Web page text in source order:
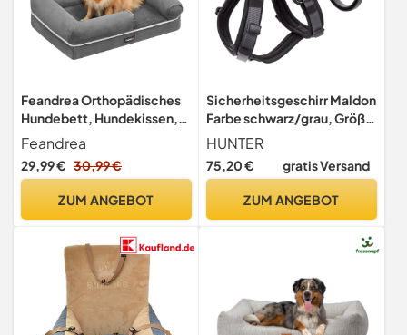
Feandrea Orthopädisches
Hundebett, Hundekissen,
Hundekorb, weiche
Polsterung, Hundesofa,
erhöhte Ränder, Bezug
76 x 51 x 18 cm, rutschfeste
PGW074G02V1
Feandrea
29,99 € 30,99 €
ZUM ANGEBOT
Sicherheitsgeschirr Maldon
Farbe schwarz/grau, Größe
M-L
HUNTER
75,20 € gratis Versand
ZUM ANGEBOT